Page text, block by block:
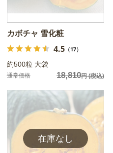
カボチャ 雪化粧
4.5（17）
約500粒 大袋
通常価格 18,810円(税込)